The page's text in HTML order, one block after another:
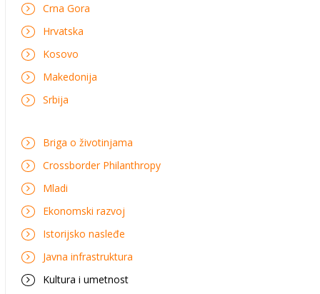
Crna Gora
Hrvatska
Kosovo
Makedonija
Srbija
Briga o životinjama
Crossborder Philanthropy
Mladi
Ekonomski razvoj
Istorijsko nasleđe
Javna infrastruktura
Kultura i umetnost